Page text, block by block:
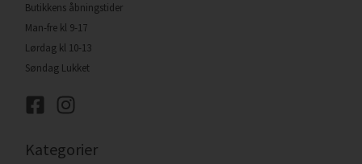
Butikkens åbningstider
Man-fre kl 9-17
Lørdag kl 10-13
Søndag Lukket
Kategorier